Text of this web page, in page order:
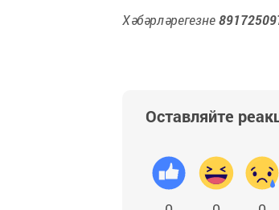
Хәбәрләрегезне
Оставляйте